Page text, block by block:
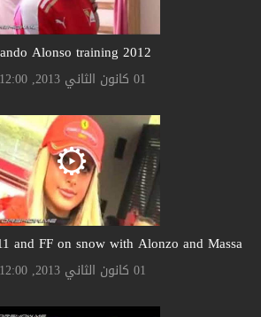
Alonso training 2012
01 كانون الثاني 2013, 12:00 ص
and FF on snow with Alonzo and Massa
01 كانون الثاني 2013, 12:00 ص